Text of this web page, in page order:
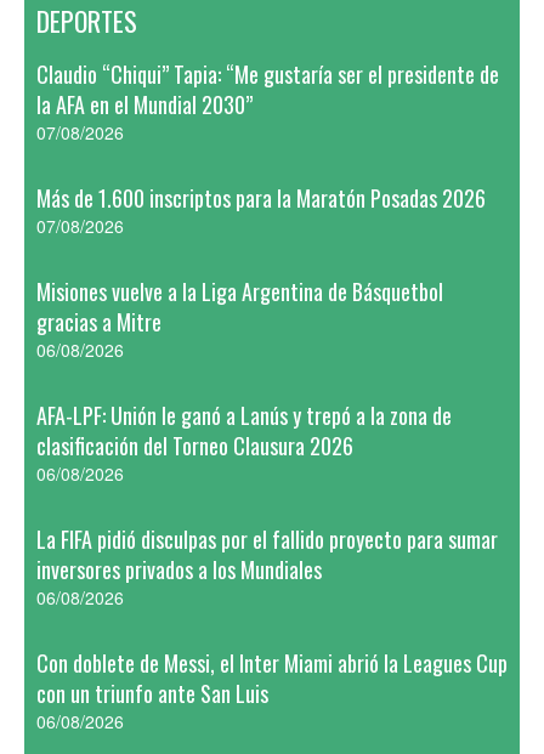
DEPORTES
Claudio “Chiqui” Tapia: “Me gustaría ser el presidente de
la AFA en el Mundial 2030”
07/08/2026
Más de 1.600 inscriptos para la Maratón Posadas 2026
07/08/2026
Misiones vuelve a la Liga Argentina de Básquetbol
gracias a Mitre
06/08/2026
AFA-LPF: Unión le ganó a Lanús y trepó a la zona de
clasificación del Torneo Clausura 2026
06/08/2026
La FIFA pidió disculpas por el fallido proyecto para sumar
inversores privados a los Mundiales
06/08/2026
Con doblete de Messi, el Inter Miami abrió la Leagues Cup
con un triunfo ante San Luis
06/08/2026